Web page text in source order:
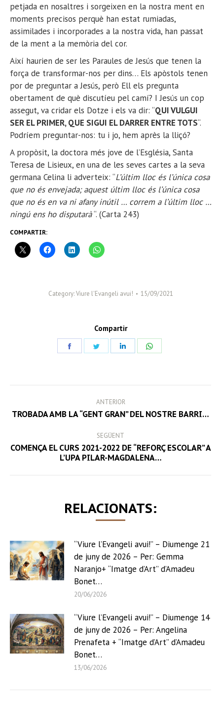
petjada en nosaltres i sorgeixen en la nostra ment en
moments precisos perquè han estat rumiadas,
assimilades i incorporades a la nostra vida, han passat
de la ment a la memòria del cor.
Així haurien de ser les Paraules de Jesús que tenen la
força de transformar-nos per dins… Els apòstols tenen
por de preguntar a Jesús, però Ell els pregunta
obertament de què discutíeu pel camí? I Jesús un cop
assegut, va cridar els Dotze i els va dir: “QUI VULGUI
SER EL PRIMER, QUE SIGUI EL DARRER ENTRE TOTS“.
Podríem preguntar-nos: tu i jo, hem après la lliçó?
A propòsit, la doctora més jove de l’Església, Santa
Teresa de Lisieux, en una de les seves cartes a la seva
germana Celina li adverteix: “L’últim lloc és l’única cosa
que no és envejada; aquest últim lloc és l’única cosa
que no és en va ni afany inútil … correm a l’últim lloc …
ningú ens ho disputarà“. (Carta 243)
COMPARTIR:
Category:Viure l'Evangeli avui! 15/09/2021
Compartir
NAVIGATION
ANTERIOR
Previous
TROBADA AMB LA “GENT GRAN” DEL NOSTRE BARRI…
SEGÜENT
Next
post:
COMENÇA EL CURS 2021-2022 DE “REFORÇ ESCOLAR” A
L’UPA PILAR-MAGDALENA…
RELACIONATS:
“Viure l’Evangeli avui!” – Diumenge 21
de juny de 2026 – Per: Gemma
Naranjo+ “Imatge d’Art” d’Amadeu
Bonet…
20/06/2026
“Viure l’Evangeli avui!” – Diumenge 14
de juny de 2026 – Per: Angelina
Prenafeta + “Imatge d’Art” d’Amadeu
Bonet…
13/06/2026